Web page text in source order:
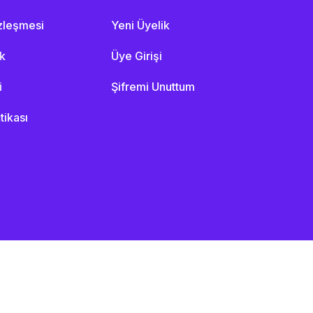
Yeni Üyelik
Üye Girişi
Şifremi Unuttum